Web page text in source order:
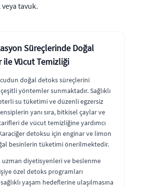
veya tavuk.
Süreçlerinde Doğal
ile Vücut Temizliği
doğal detoks süreçlerini
yöntemler sunmaktadır. Sağlıklı
su tüketimi ve düzenli egzersiz
yanı sıra, bitkisel çaylar ve
de vücut temizliğine yardımcı
detoksu için enginar ve limon
besinlerin tüketimi önerilmektedir.
uzman diyetisyenleri ve beslenme
özel detoks programları
yaşam hedeflerine ulaşılmasına